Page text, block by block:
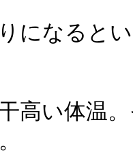
になると
高い体温